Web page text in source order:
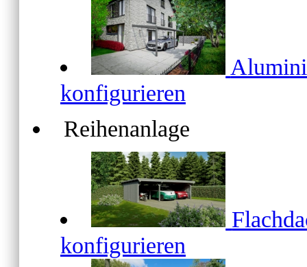
konfigurieren
Reihenanlage
konfigurieren